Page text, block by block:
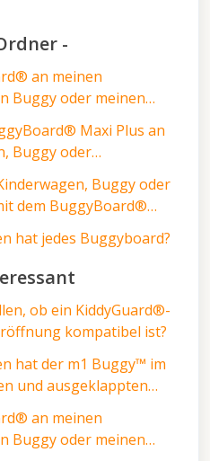
-
an meinen
Buggy oder meinen
Maxi Plus an
Buggy oder
Buggy oder
dem BuggyBoard®
hat jedes Buggyboard?
ob ein KiddyGuard®-
kompatibel ist?
Buggy™ im
und ausgeklappten
an meinen
Buggy oder meinen